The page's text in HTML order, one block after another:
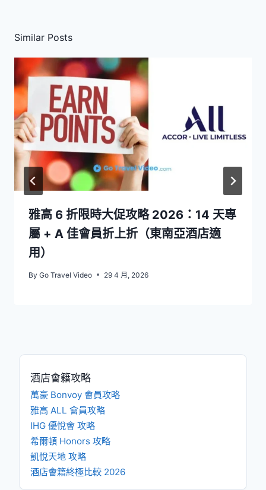
Similar Posts
雅高 6 折限時大促攻略 2026：14 天專
屬 + A 佳會員折上折（東南亞酒店適
用）
By Go Travel Video 29 4 月, 2026
酒店會籍攻略
萬豪 Bonvoy 會員攻略
雅高 ALL 會員攻略
IHG 優悅會 攻略
希爾頓 Honors 攻略
凱悅天地 攻略
酒店會籍終極比較 2026